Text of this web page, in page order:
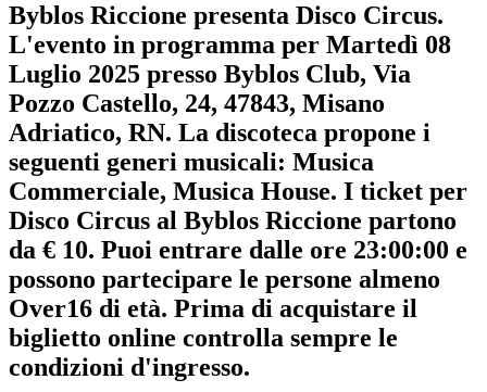
Byblos Riccione presenta Disco Circus.
L'evento in programma per Martedì 08
Luglio 2025 presso Byblos Club, Via
Pozzo Castello, 24, 47843, Misano
Adriatico, RN. La discoteca propone i
seguenti generi musicali: Musica
Commerciale, Musica House. I ticket per
Disco Circus al Byblos Riccione partono
da € 10. Puoi entrare dalle ore 23:00:00 e
possono partecipare le persone almeno
Over16 di età. Prima di acquistare il
biglietto online controlla sempre le
condizioni d'ingresso.